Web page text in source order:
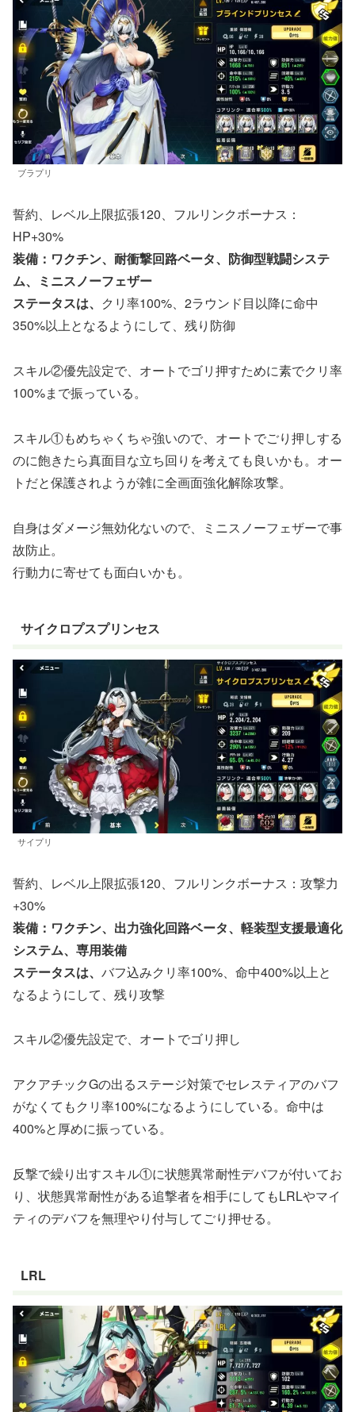
ブラプリ
誓約、レベル上限拡張120、フルリンクボーナス：
HP+30%
装備：ワクチン、耐衝撃回路ベータ、防御型戦闘システ
ム、ミニスノーフェザー
ステータスは、 クリ率100%、2ラウンド目以降に命中
350%以上となるようにして、残り防御
スキル②優先設定で、オートでゴリ押すために素でクリ率
100%まで振っている。
スキル①もめちゃくちゃ強いので、オートでごり押しする
のに飽きたら真面目な立ち回りを考えても良いかも。オー
トだと保護されようが雑に全画面強化解除攻撃。
自身はダメージ無効化ないので、ミニスノーフェザーで事
故防止。
行動力に寄せても面白いかも。
サイクロプスプリンセス
サイプリ
誓約、レベル上限拡張120、フルリンクボーナス：攻撃力
+30%
装備：ワクチン、出力強化回路ベータ、軽装型支援最適化
システム、専用装備
ステータスは、 バフ込みクリ率100%、命中400%以上と
なるようにして、残り攻撃
スキル②優先設定で、オートでゴリ押し
アクアチックGの出るステージ対策でセレスティアのバフ
がなくてもクリ率100%になるようにしている。命中は
400%と厚めに振っている。
反撃で繰り出すスキル①に状態異常耐性デバフが付いてお
り、状態異常耐性がある追撃者を相手にしてもLRLやマイ
ティのデバフを無理やり付与してごり押せる。
LRL